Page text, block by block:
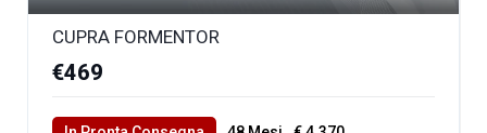
CUPRA FORMENTOR
€469